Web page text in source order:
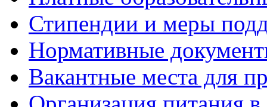
Стипендии и меры
Нормативные
Вакантные места для